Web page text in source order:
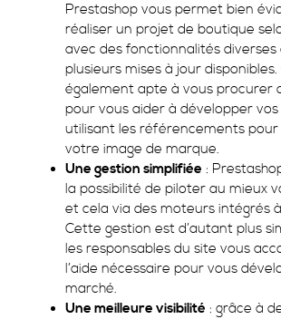
Prestashop vous permet bien
réaliser un projet de boutique
avec des fonctionnalités
plusieurs mises à jour
également apte à vous procurer
pour vous aider à développer
utilisant les référencements
votre image de marque.
Une gestion simplifiée :
la possibilité de piloter au mieux
et cela via des moteurs intégrés
Cette gestion est d’autant plus
les responsables du site vous
l’aide nécessaire pour vous
marché.
Une meilleure visibilité : grâce à